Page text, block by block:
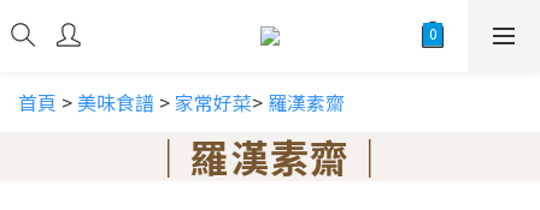
首頁 > 美味食譜 > 家常好菜> 羅漢素齋
｜羅漢素齋｜